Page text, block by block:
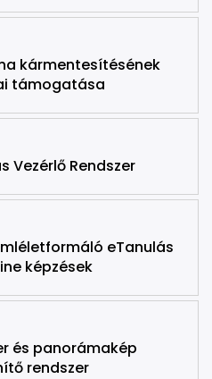
kármentesítésének
támogatása
Vezérlő Rendszer
eTanulás
képzések
és panorámakép
rendszer